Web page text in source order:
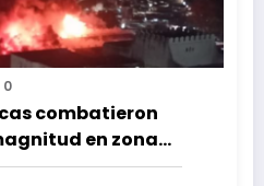
0
combatieron
en zona